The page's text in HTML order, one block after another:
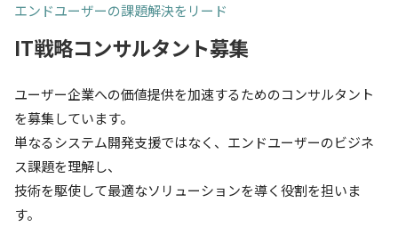
エンドユーザーの課題解決をリード
IT戦略コンサルタント募集
ユーザー企業への価値提供を加速するためのコンサルタント
を募集しています。
単なるシステム開発支援ではなく、エンドユーザーのビジネ
ス課題を理解し、
技術を駆使して最適なソリューションを導く役割を担いま
す。